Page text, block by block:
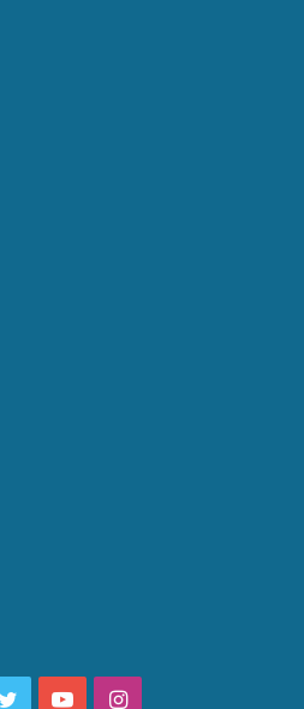
TwitterYouTubeInstagram